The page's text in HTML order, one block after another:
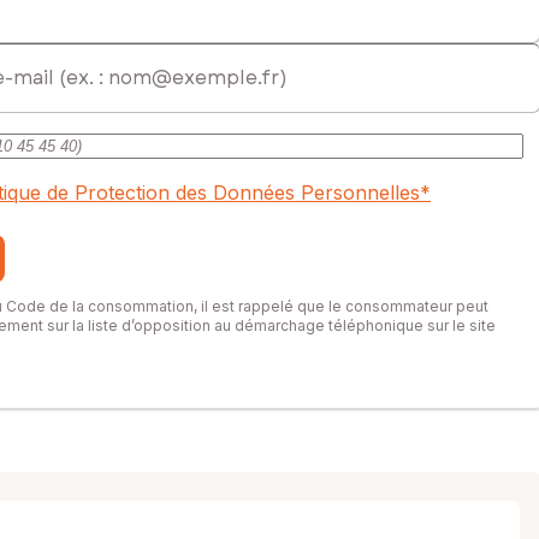
de Protection des Données Personnelles*
Code de la consommation, il est rappelé que le consommateur peut
sur la liste d’opposition au démarchage téléphonique sur le site